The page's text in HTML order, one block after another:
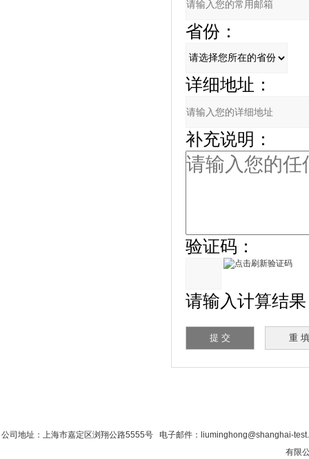
省份：
详细地址：
补充说明：
验证码：
请输入计算结果
公司地址：上海市嘉定区浏翔公路5555号 电子邮件：liuminghong@shanghai-
有限